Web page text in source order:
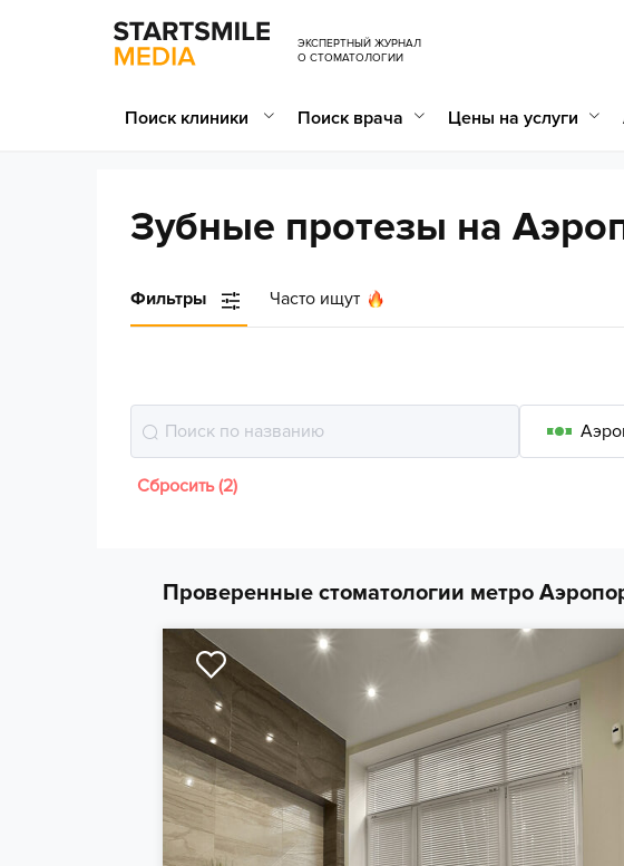
ЭКСПЕРТНЫЙ ЖУРНАЛ
О СТОМАТОЛОГИИ
Поиск клиники Поиск врача Цены на услуги
Зубные протезы на
Фильтры Часто ищут
Сбросить (2)
Проверенные стоматологии метро